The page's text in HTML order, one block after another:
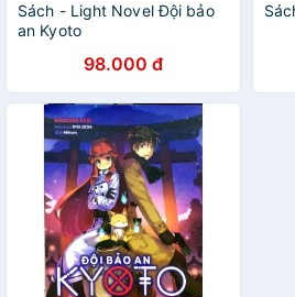
Sách - Light Novel Đội bảo
an Kyoto
98.000 đ